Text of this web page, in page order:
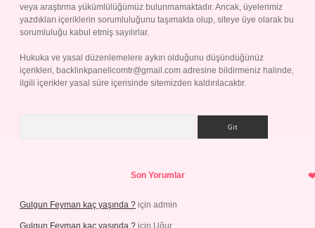
veya araştırma yükümlülüğümüz bulunmamaktadır. Ancak, üyelerimiz
yazdıkları içeriklerin sorumluluğunu taşımakta olup, siteye üye olarak bu
sorumluluğu kabul etmiş sayılırlar.
Hukuka ve yasal düzenlemelere aykırı olduğunu düşündüğünüz
içerikleri, backlinkpanelicomtr@gmail.com adresine bildirmeniz halinde,
ilgili içerikler yasal süre içerisinde sitemizden kaldırılacaktır.
Son Yorumlar
Gulgun Feyman kaç yaşında ? için admin
Gulgun Feyman kaç yaşında ? için Uğur